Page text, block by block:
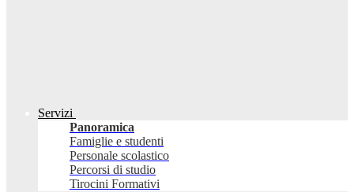
Servizi
Panoramica
Famiglie e studenti
Personale scolastico
Percorsi di studio
Tirocini Formativi